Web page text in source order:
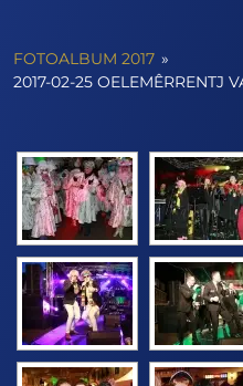
FOTOALBUM 2017 »
2017-02-25 OELEMÊRRENTJ